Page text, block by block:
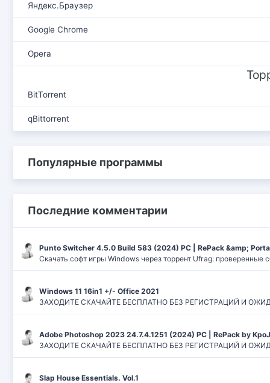
Яндекс.Браузер
Google Chrome
Opera
BitTorrent
qBittorrent
Популярные программы
Последние комментарии
Punto Switcher 4.5.0 Build 583 (2024) РС | RePack &amp;
Скачать софт игры Windows через торрент Ufrag: проверенные
Windows 11 16in1 +/- Office 2021
ЗАХОДИТЕ СКАЧАЙТЕ БЕСПЛАТНО БЕЗ РЕГИСТРАЦИЙ И
Adobe Photoshop 2023 24.7.4.1251 (2024) PC | RePack by
ЗАХОДИТЕ СКАЧАЙТЕ БЕСПЛАТНО БЕЗ РЕГИСТРАЦИЙ И
Slap House Essentials. Vol.1